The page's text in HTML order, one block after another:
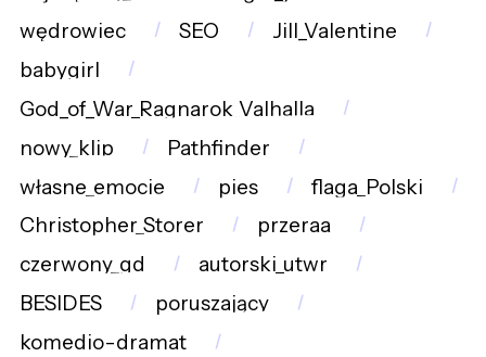
wędrowiec
SEO
Jill_Valentine
babygirl
God_of_War_Ragnarok_Valhalla
nowy_klip
Pathfinder
własne_emocje
pies
flaga_Polski
Christopher_Storer
przeraa
czerwony_gd
autorski_utwr
BESIDES
poruszający
komedio-dramat